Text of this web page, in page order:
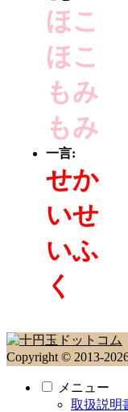
ほこ
ほこ
もみ
もみ
一言:
せか
いせ
いふ
く
Copyright © 2013-
メニュー
取扱説明